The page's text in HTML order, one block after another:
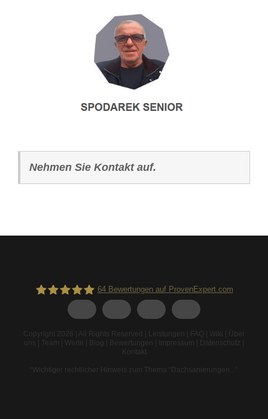
Nehmen Sie Kontakt auf.
64Bewertungen auf ProvenExpert.com
Copyright 2026 | All Rights Reserved | Leistungen FAQ Wiki
Über
uns
Team Werte Blog Bewertungen Impressum Datenschutz
Kontakt
*Wichtiger rechtlicher Hinweis zum Thema “Dachsanierungen...” .